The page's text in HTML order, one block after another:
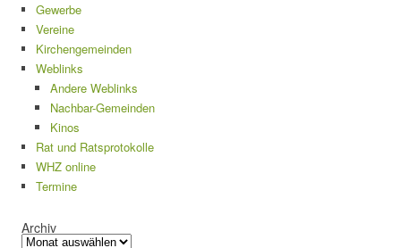
Gewerbe
Vereine
Kirchengemeinden
Weblinks
Andere Weblinks
Nachbar-Gemeinden
Kinos
Rat und Ratsprotokolle
WHZ online
Termine
Archiv